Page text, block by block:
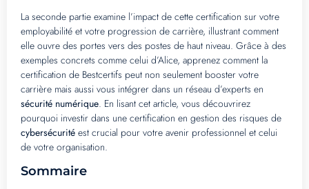
La seconde partie examine l’impact de cette certification sur votre
employabilité et votre progression de carrière, illustrant comment
elle ouvre des portes vers des postes de haut niveau. Grâce à des
exemples concrets comme celui d’Alice, apprenez comment la
certification de Bestcertifs peut non seulement booster votre
carrière mais aussi vous intégrer dans un réseau d’experts en
sécurité numérique. En lisant cet article, vous découvrirez
pourquoi investir dans une certification en gestion des risques de
cybersécurité est crucial pour votre avenir professionnel et celui
de votre organisation.
Sommaire